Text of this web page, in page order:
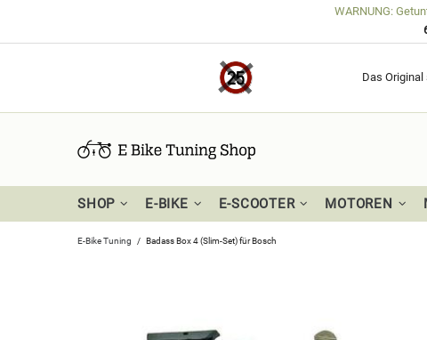
WARNUNG:
Das
SHOP E-BIKE E-SCOOTER MOTOREN
E-Bike Tuning Badass Box 4 (Slim-Set) für Bosch